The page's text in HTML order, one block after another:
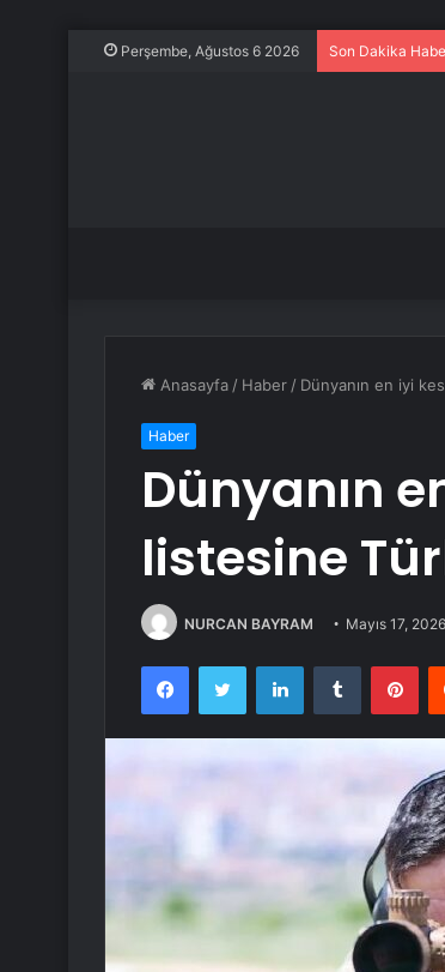
Perşembe, Ağustos 6 2026 Son Dakika
Anasayfa / Haber / Dünyanın en iyi
Haber
Dünyanın
listesine
NURCAN BAYRAM Mayıs 17, 2026
FacebookTwitter LinkedInTumblr